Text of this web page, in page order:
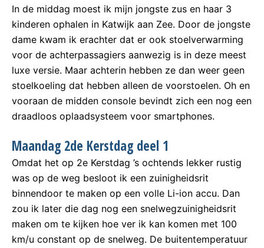
In de middag moest ik mijn jongste zus en haar 3
kinderen ophalen in Katwijk aan Zee. Door de jongste
dame kwam ik erachter dat er ook stoelverwarming
voor de achterpassagiers aanwezig is in deze meest
luxe versie. Maar achterin hebben ze dan weer geen
stoelkoeling dat hebben alleen de voorstoelen. Oh en
vooraan de midden console bevindt zich een nog een
draadloos oplaadsysteem voor smartphones.
Maandag 2de Kerstdag deel 1
Omdat het op 2e Kerstdag ’s ochtends lekker rustig
was op de weg besloot ik een zuinigheidsrit
binnendoor te maken op een volle Li-ion accu. Dan
zou ik later die dag nog een snelwegzuinigheidsrit
maken om te kijken hoe ver ik kan komen met 100
km/u constant op de snelweg. De buitentemperatuur